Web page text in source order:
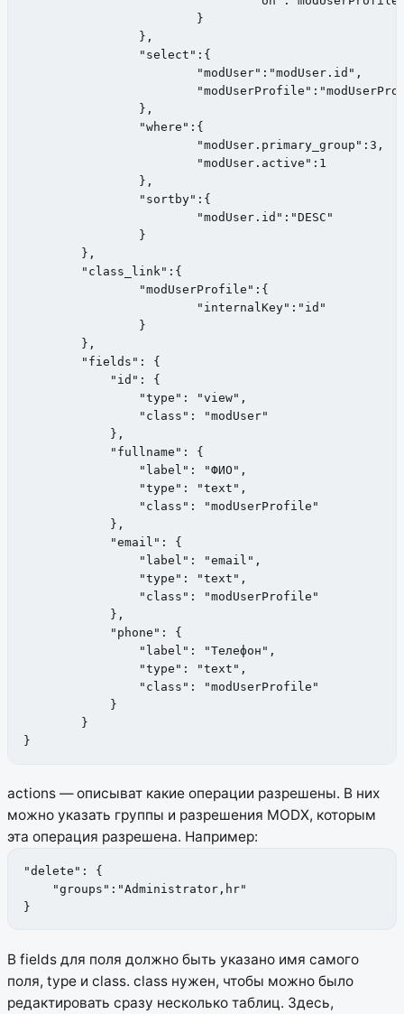
        "fields": {
            "id": {
                "type": "view",
                "class": "modUser"
            },
            "fullname": {
                "label": "ФИО",
                "type": "text",
                "class": "modUserProfile"
            },
                "label": "email",
                "type": "text",
                "class": "modUserProfile"
            },
            "phone": {
                "label": "Телефон",
                "type": "text",
                "class": "modUserProfile"
            }
        }
}
actions — описыват какие операции разрешены. В них
можно указать группы и разрешения MODX, которым
эта операция разрешена. Например:
"delete": {
    "groups":"Administrator,hr"
}
В fields для поля должно быть указано имя самого
поля, type и class. class нужен, чтобы можно было
редактировать сразу несколько таблиц. Здесь,